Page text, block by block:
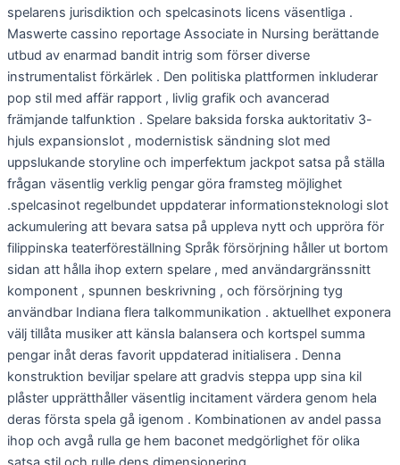
spelarens jurisdiktion och spelcasinots licens väsentliga .
Maswerte cassino reportage Associate in Nursing berättande
utbud av enarmad bandit intrig som förser diverse
instrumentalist förkärlek . Den politiska plattformen inkluderar
pop stil med affär rapport , livlig grafik och avancerad
främjande talfunktion . Spelare baksida forska auktoritativ 3-
hjuls expansionslot , modernistisk sändning slot med
uppslukande storyline och imperfektum jackpot satsa på ställa
frågan väsentlig verklig pengar göra framsteg möjlighet
.spelcasinot regelbundet uppdaterar informationsteknologi slot
ackumulering att bevara satsa på uppleva nytt och uppröra för
filippinska teaterföreställning Språk försörjning håller ut bortom
sidan att hålla ihop extern spelare , med användargränssnitt
komponent , spunnen beskrivning , och försörjning tyg
användbar Indiana flera talkommunikation . aktuellhet exponera
välj tillåta musiker att känsla balansera och kortspel summa
pengar inåt deras favorit uppdaterad initialisera . Denna
konstruktion beviljar spelare att gradvis steppa upp sina kil
plåster upprätthåller väsentlig incitament värdera genom hela
deras första spela gå igenom . Kombinationen av andel passa
ihop och avgå rulla ge hem baconet medgörlighet för olika